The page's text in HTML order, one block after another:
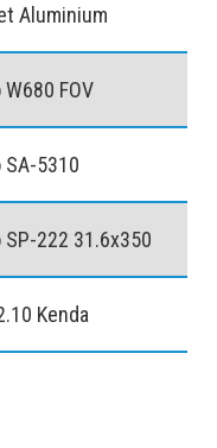
Aluminium
FOV
SA-5310
SP-222 31.6x350
Kenda